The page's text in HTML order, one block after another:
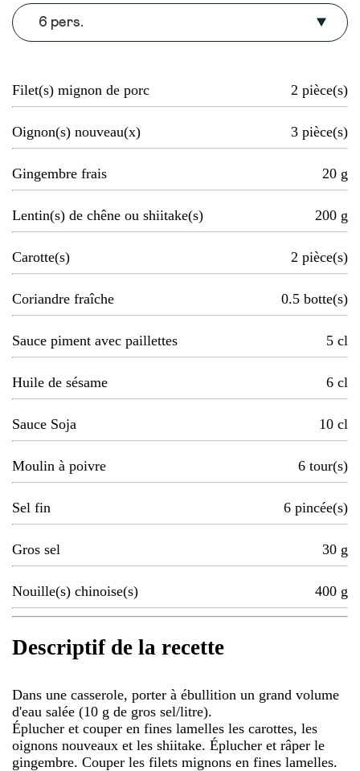
6 pers.
Filet(s) mignon de porc 2 pièce(s)
Oignon(s) nouveau(x) 3 pièce(s)
Gingembre frais 20 g
Lentin(s) de chêne ou shiitake(s) 200 g
Carotte(s) 2 pièce(s)
Coriandre fraîche 0.5 botte(s)
Sauce piment avec paillettes 5 cl
Huile de sésame 6 cl
Sauce Soja 10 cl
Moulin à poivre 6 tour(s)
Sel fin 6 pincée(s)
Gros sel 30 g
Nouille(s) chinoise(s) 400 g
Descriptif de la recette
Dans une casserole, porter à ébullition un grand volume
d'eau salée (10 g de gros sel/litre).
Éplucher et couper en fines lamelles les carottes, les
oignons nouveaux et les shiitake. Éplucher et râper le
gingembre. Couper les filets mignons en fines lamelles.